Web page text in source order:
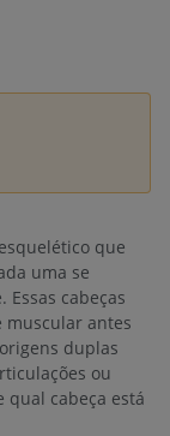
que
uma se
cabeças
antes
duplas
ou
qual cabeça está